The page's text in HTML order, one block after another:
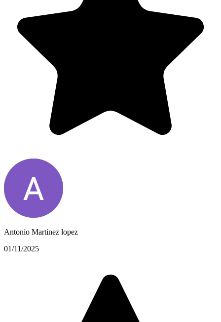
Antonio Martinez lopez
01/11/2025